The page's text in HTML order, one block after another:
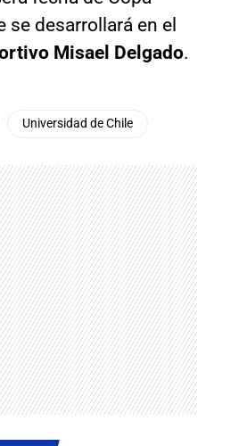
se desarrollará en el
Misael Delgado.
Universidad de Chile